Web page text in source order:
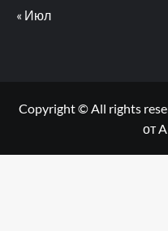
« Июл
Copyright © All rights
от